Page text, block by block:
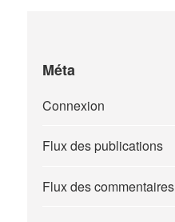
Méta
Connexion
Flux des publications
Flux des commentaires